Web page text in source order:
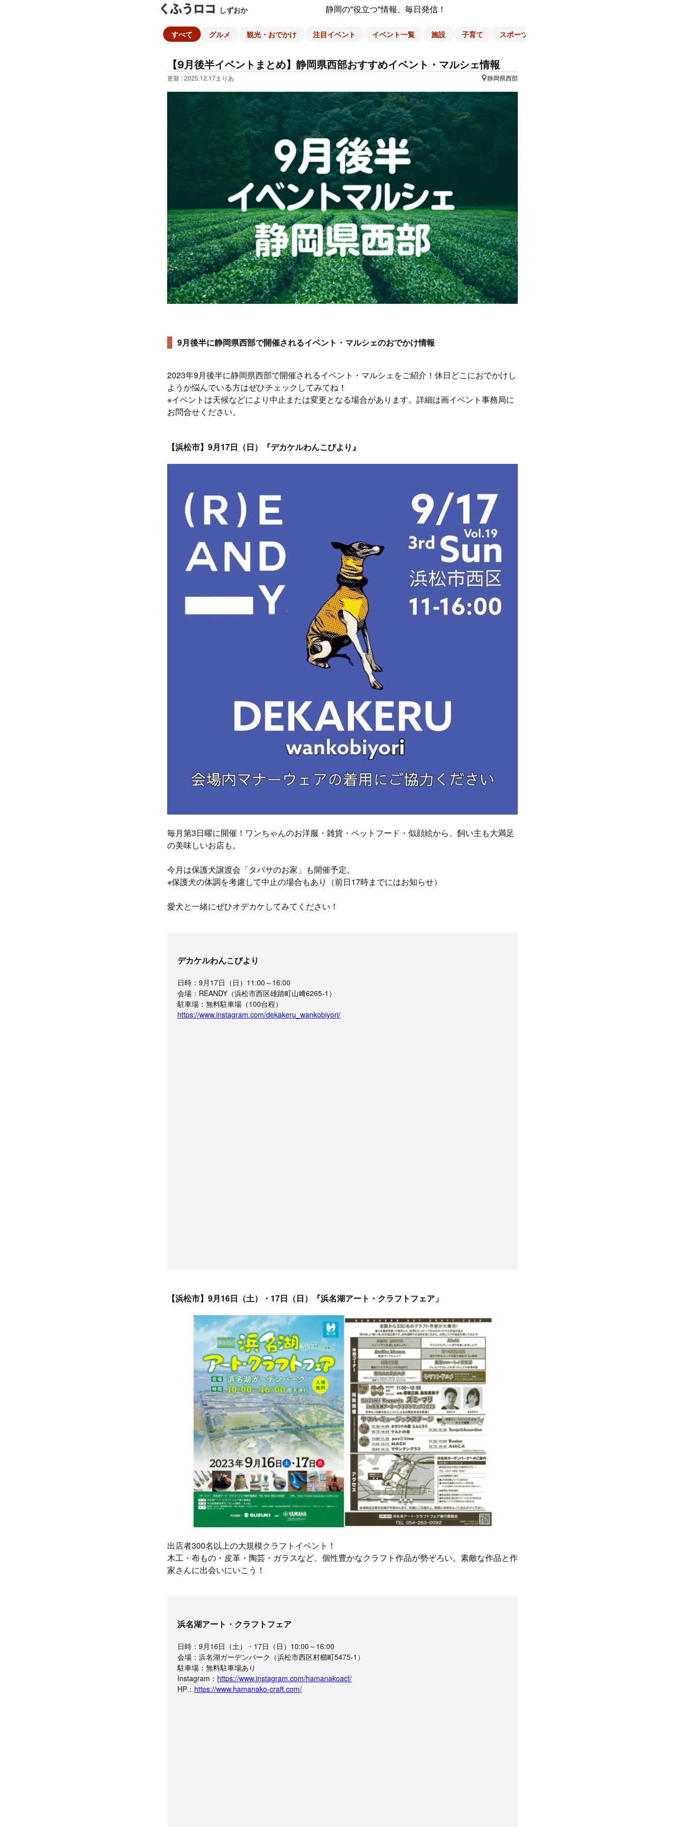
しずおか 静岡の"役立つ"情報、毎日発信！
すべて グルメ 観光・おでかけ 注目イベント イベント一覧 施設 子育て スポーツ
【9月後半イベントまとめ】静岡県西部おすすめイベント・マルシェ情報
更新 : 2025.12.17まりあ 静岡県西部
9月後半に静岡県西部で開催されるイベント・マルシェのおでかけ情報
2023年9月後半に静岡県西部で開催されるイベント・マルシェをご紹介！休日どこにおでかけし
ようか悩んでいる方はぜひチェックしてみてね！
※イベントは天候などにより中止または変更となる場合があります。詳細は画イベント事務局に
お問合せください。
【浜松市】9月17日（日）『デカケルわんこびより』
毎月第3日曜に開催！ワンちゃんのお洋服・雑貨・ペットフード・似顔絵から、飼い主も大満足
の美味しいお店も。
今月は保護犬譲渡会「タバサのお家」も開催予定。
※保護犬の体調を考慮して中止の場合もあり（前日17時までにはお知らせ）
愛犬と一緒にぜひオデカケしてみてください！
デカケルわんこびより
日時：9月17日（日）11:00～16:00
会場：REANDY（浜松市西区雄踏町山﨑6265-1）
駐車場：無料駐車場（100台程）
https://www.instagram.com/dekakeru_wankobiyori/
【浜松市】9月16日（土）・17日（日）『浜名湖アート・クラフトフェア」
出店者300名以上の大規模クラフトイベント！
木工・布もの・皮革・陶芸・ガラスなど、個性豊かなクラフト作品が勢ぞろい。素敵な作品と作
家さんに出会いにいこう！
浜名湖アート・クラフトフェア
日時：9月16日（土）・17日（日）10:00～16:00
会場：浜名湖ガーデンパーク（浜松市西区村櫛町5475-1）
駐車場：無料駐車場あり
Instagram： https://www.instagram.com/hamanakoacf/
HP： https://www.hamanako-craft.com/